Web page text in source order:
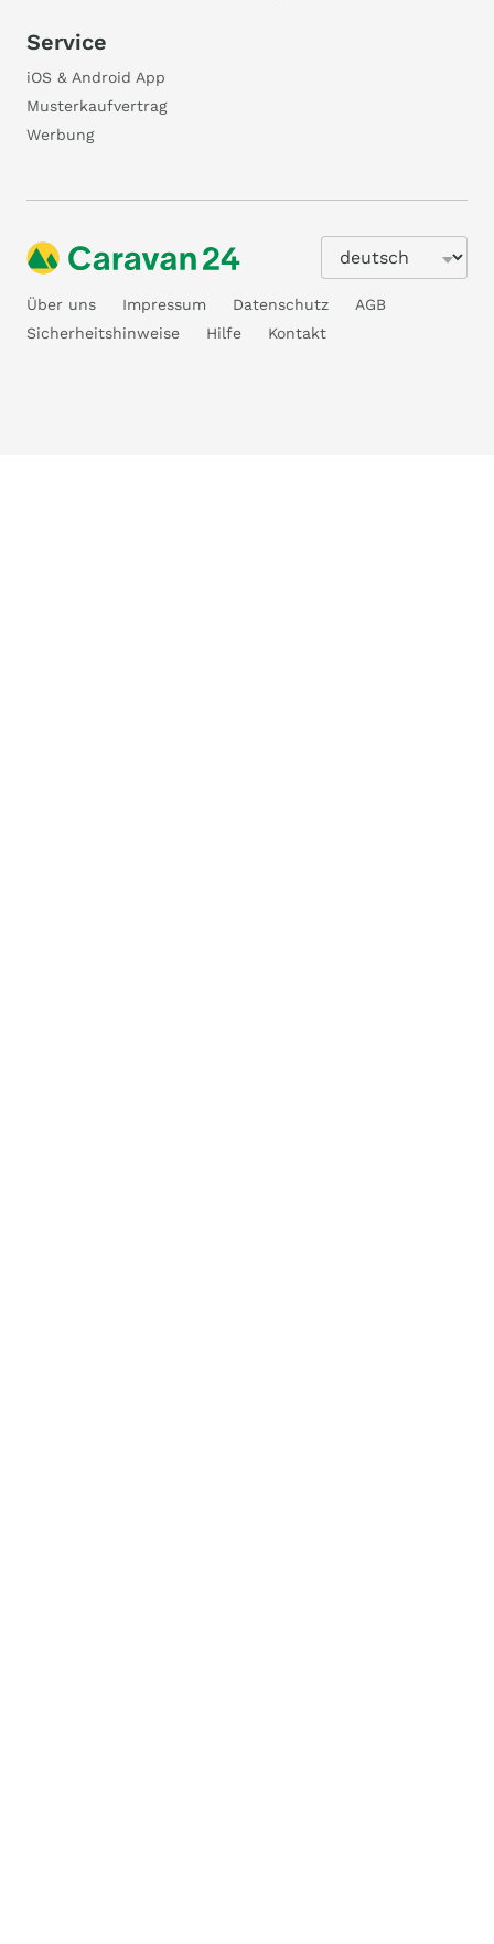
Service
iOS & Android App
Musterkaufvertrag
Werbung
Über uns Impressum Datenschutz
AGB
Sicherheitshinweise
Hilfe Kontakt